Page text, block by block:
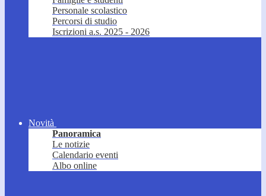
Personale scolastico
Percorsi di studio
Iscrizioni a.s. 2025 - 2026
Novità
Panoramica
Le notizie
Calendario eventi
Albo online